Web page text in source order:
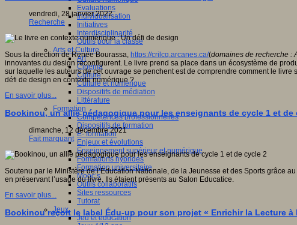
Evaluations
Individualisation
Initiatives
Interdisciplinarité
Outils pour la classe
Arts et Culture
Art
Cinéma
Culture
Culture et numérique
Dispositifs de médiation
Littérature
Formation
Compétences professionnelles
Dispositifs de formation
E- formation
Enjeux et évolutions
Enseignement supérieur et numérique
Formations hybrides
Formation universitaire
Mooc’s
Outils collaboratifs
Sites ressources
Tutorat
Jeux
Jeu et éducation
vendredi, 28 janvier 2022
Recherche
Sous la direction de Renée Bourassa, https://crilcq.arcanes.ca/(domaines de recherche :
innovantes du design reconfigurent. Le livre prend sa place dans un écosystème de
sur laquelle les auteurs de cet ouvrage se penchent est de comprendre comment le
défi de design en contexte numérique ?
En savoir plus...
Bookinou, un allié pédagogique pour les enseignants de cycle 1 et de
dimanche, 12 décembre 2021
Fait marquant
Soutenu par le Ministère de l’Education Nationale, de la Jeunesse et des Sports grâce au
en préservant l’usage du livre. Ils étaient présents au Salon Educatice.
En savoir plus...
Bookinou reçoit le label Édu-up pour son projet « Enrichir la Lecture à